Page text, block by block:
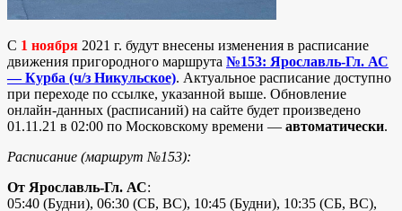
С 1 ноября 2021 г. будут внесены изменения в расписание
движения пригородного маршрута №153: Ярославль-Гл. АС
— Курба (ч/з Никульское). Актуальное расписание доступно
при переходе по ссылке, указанной выше. Обновление
онлайн-данных (расписаний) на сайте будет произведено
01.11.21 в 02:00 по Московскому времени — автоматически.
Расписание (маршрут №153):
От Ярославль-Гл. АС:
05:40 (Будни), 06:30 (СБ, ВС), 10:45 (Будни), 10:35 (СБ, ВС),